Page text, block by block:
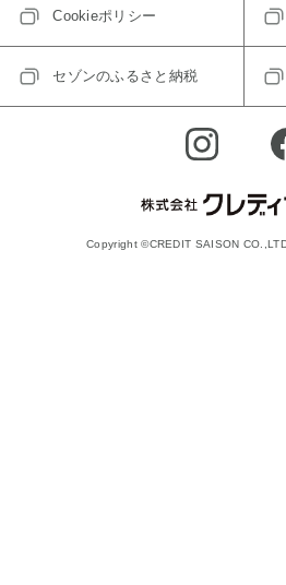
Cookieポリシー
セゾンのふるさと納税
Copyright ©CREDIT SAISON